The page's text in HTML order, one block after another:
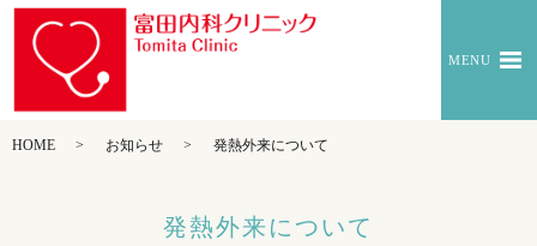
MENU
HOME お知らせ 発熱外来について
発熱外来について